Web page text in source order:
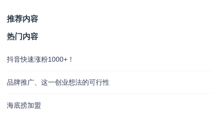
推荐内容
热门内容
抖音快速涨粉1000+！
品牌推广、这一创业想法的可行性
海底捞加盟